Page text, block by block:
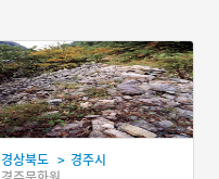
경상북도 > 경주시